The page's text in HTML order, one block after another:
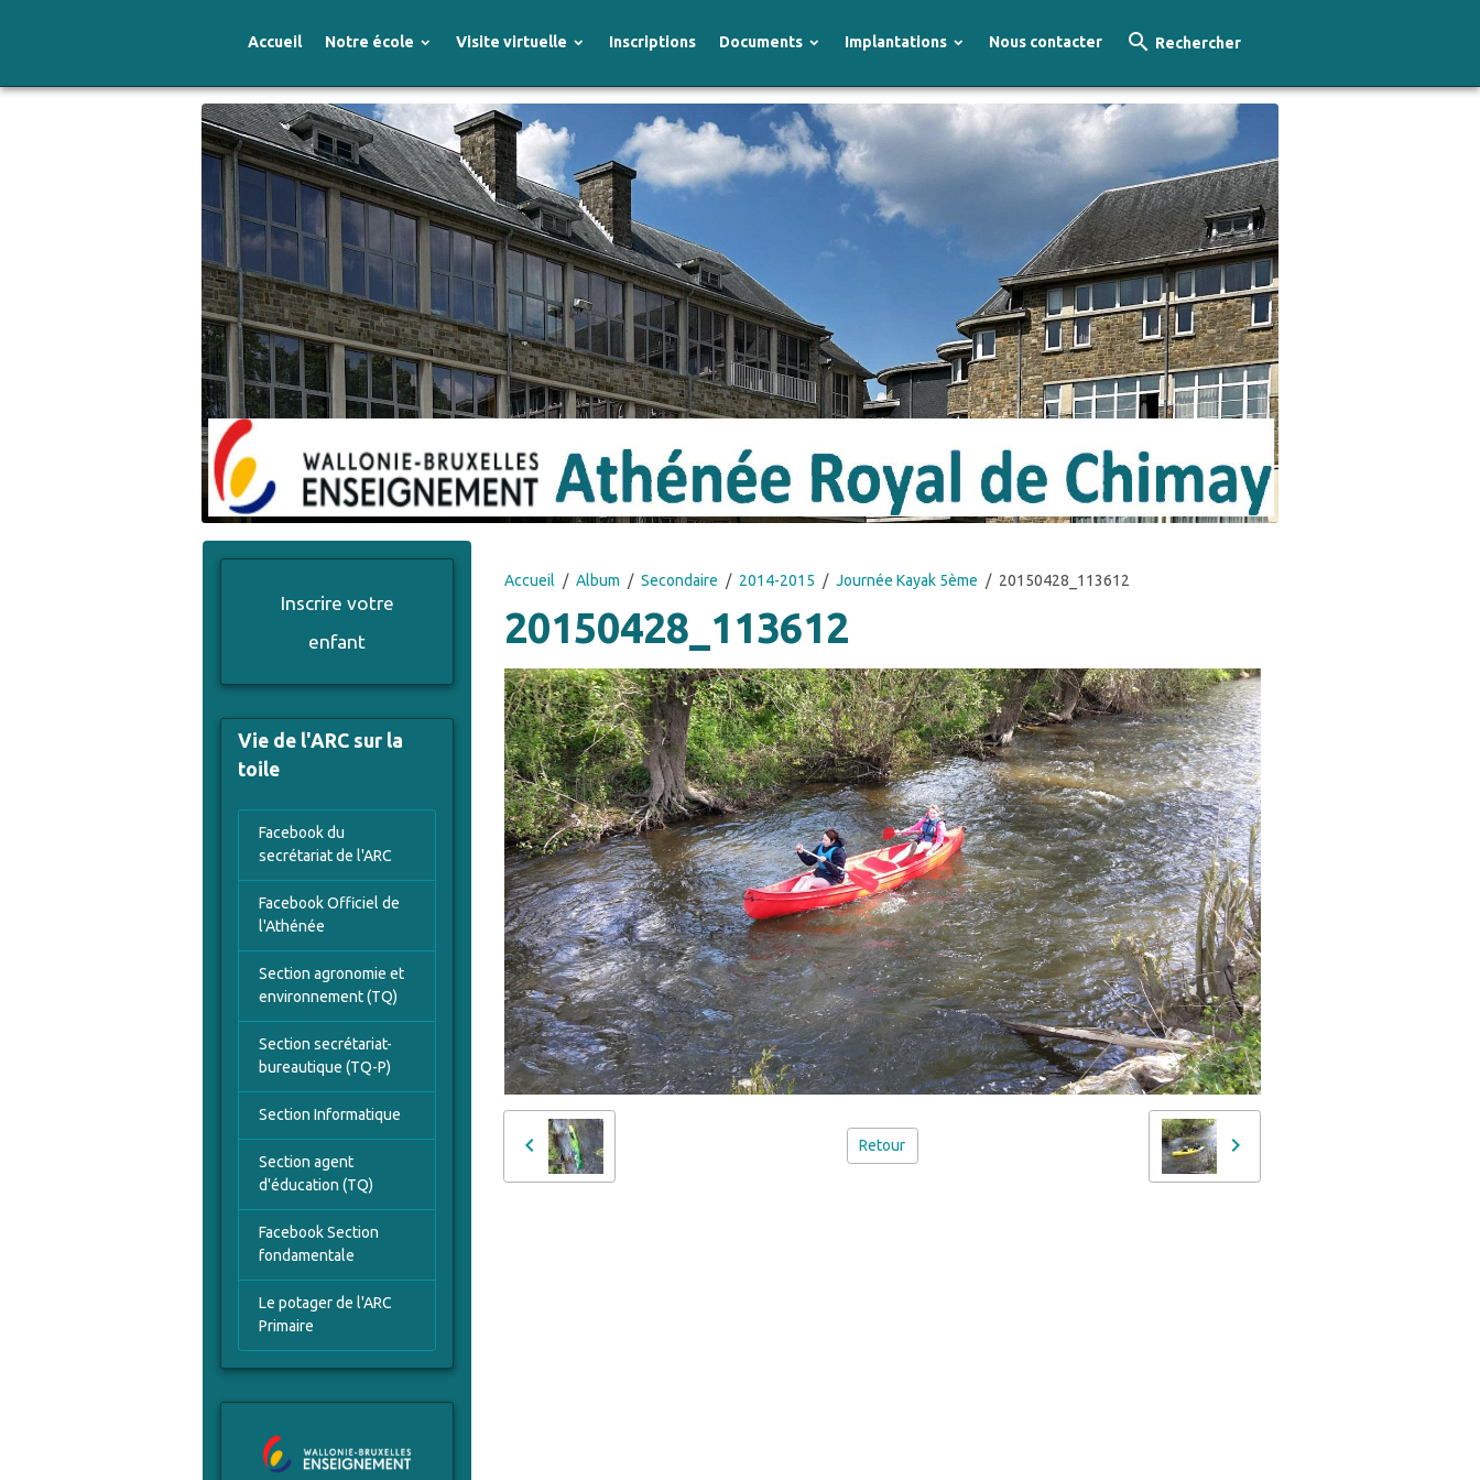
Accueil Notre école Visite virtuelle Inscriptions Documents Implantations Nous contacter Rechercher
Accueil Album Secondaire 2014-2015 Journée Kayak 5ème 20150428_113612
20150428_113612
Retour
Inscrire votre
enfant
Vie de l'ARC sur la
toile
Facebook du
secrétariat de l'ARC
Facebook Officiel de
l'Athénée
Section agronomie et
environnement (TQ)
Section secrétariat-
bureautique (TQ-P)
Section Informatique
Section agent
d'éducation (TQ)
Facebook Section
fondamentale
Le potager de l'ARC
Primaire